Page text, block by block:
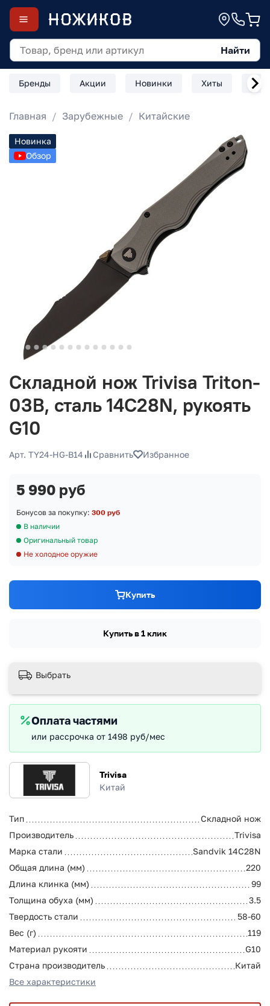
Найти
Бренды Акции Новинки Хиты
Главная Зарубежные Китайские
Новинка
Обзор
Складной нож Trivisa Triton-
03B, сталь 14C28N, рукоять
G10
Арт. TY24-HG-B14 Сравнить Избранное
Trivisa
Китай
Тип
Складной нож
Производитель
Trivisa
Марка стали
Sandvik 14C28N
Общая длина (мм)
220
Длина клинка (мм)
99
Толщина обуха (мм)
3.5
Твердость стали
58-60
Вес (г)
119
Материал рукояти
G10
Страна производитель
Китай
Все характеристики
5 990 руб
Бонусов за покупку: 300 руб
В наличии
Оригинальный товар
Не холодное оружие
Купить
Купить в 1 клик
Выбрать
Оплата частями
или рассрочка от 1498 руб/мес